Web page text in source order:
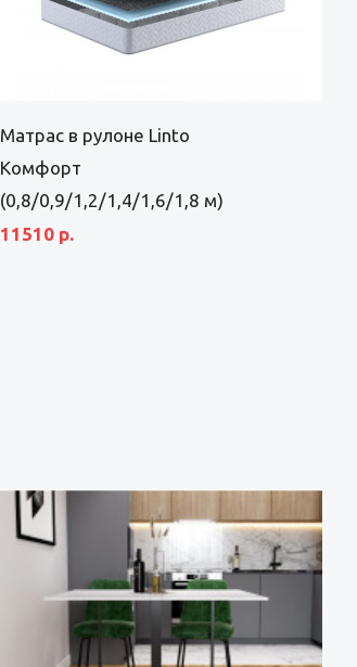
Матрас в рулоне Linto
Комфорт
(0,8/0,9/1,2/1,4/1,6/1,8 м)
11510 р.